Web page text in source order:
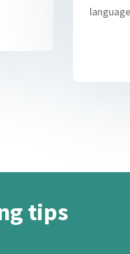
tips